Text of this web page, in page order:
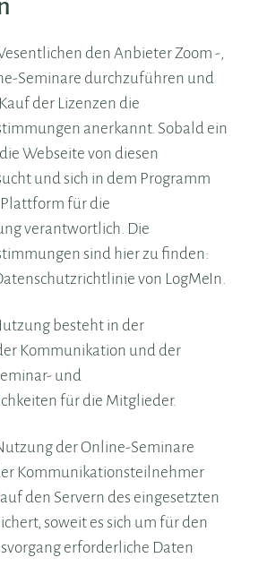
den Anbieter Zoom -,
Seminare durchzuführen und
der Lizenzen die
anerkannt. Sobald ein
Webseite von diesen
und sich in dem Programm
für die
verantwortlich. Die
sind hier zu finden:
von LogMeIn.
besteht in der
Kommunikation und der
und
für die Mitglieder.
der Online-Seminare
Kommunikationsteilnehmer
den Servern des eingesetzten
soweit es sich um für den
erforderliche Daten